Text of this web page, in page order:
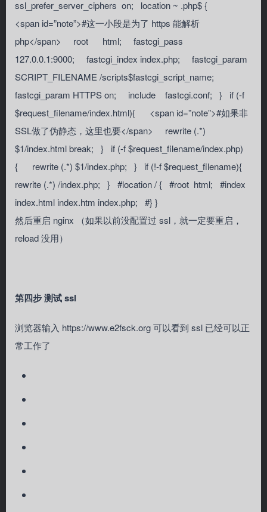
ssl_prefer_server_ciphers on; location ~ .php$ {
<span id=”note”>#这一小段是为了 https 能解析
php</span> root html; fastcgi_pass
127.0.0.1:9000; fastcgi_index index.php; fastcgi_param
SCRIPT_FILENAME /scripts$fastcgi_script_name;
fastcgi_param HTTPS on; include fastcgi.conf; } if (-f
$request_filename/index.html){ <span id=”note”>#如果非
SSL做了伪静态，这里也要</span> rewrite (.*)
$1/index.html break; } if (-f $request_filename/index.php)
{ rewrite (.*) $1/index.php; } if (!-f $request_filename){
rewrite (.*) /index.php; } #location / { #root html; #index
index.html index.htm index.php; #} }
然后重启 nginx （如果以前没配置过 ssl，就一定要重启，
reload 没用）
第四步 测试 ssl
浏览器输入 https://www.e2fsck.org 可以看到 ssl 已经可以正
常工作了